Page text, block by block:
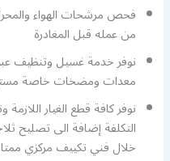
فحص مرشحات الهواء
من عمله قبل المغادرة
نوفر خدمة غسيل وتنظيف
معدات ومضخات خاصة
نوفر كافة قطع الغيار
التكلفة إضافة الى تصليح
خلال فني تكييف مركزي